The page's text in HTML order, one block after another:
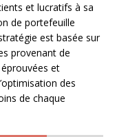
et lucratifs à sa
de portefeuille
est basée sur
provenant de
et
des
de chaque